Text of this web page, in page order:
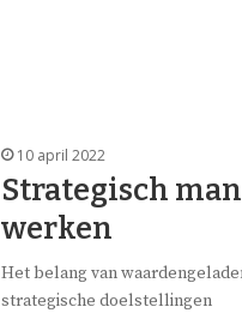
10 april 2022
Strategisch
werken
Het belang van
strategische doelstellingen